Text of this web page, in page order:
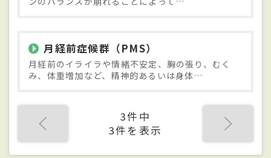
月経前症候群（PMS）
月経前のイライラや情緒不安定、胸の張り、むく
み、体重増加など、精神的あるいは身体…
3件中
3件を表示